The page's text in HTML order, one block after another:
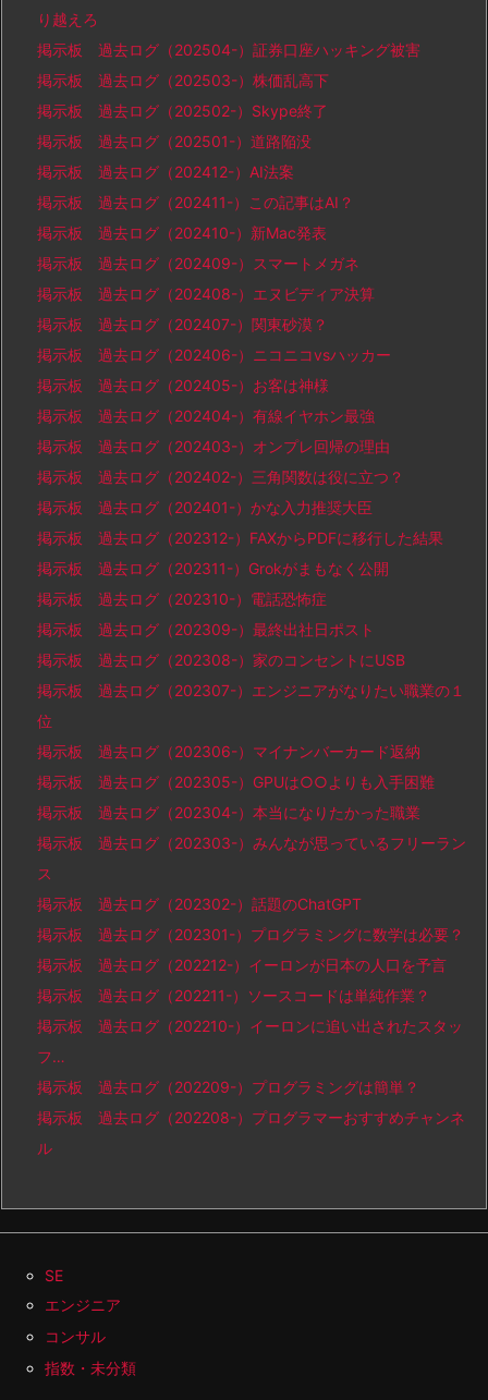
り越えろ
掲示板 過去ログ（202504-）証券口座ハッキング被害
掲示板 過去ログ（202503-）株価乱高下
掲示板 過去ログ（202502-）Skype終了
掲示板 過去ログ（202501-）道路陥没
掲示板 過去ログ（202412-）AI法案
掲示板 過去ログ（202411-）この記事はAI？
掲示板 過去ログ（202410-）新Mac発表
掲示板 過去ログ（202409-）スマートメガネ
掲示板 過去ログ（202408-）エヌビディア決算
掲示板 過去ログ（202407-）関東砂漠？
掲示板 過去ログ（202406-）ニコニコvsハッカー
掲示板 過去ログ（202405-）お客は神様
掲示板 過去ログ（202404-）有線イヤホン最強
掲示板 過去ログ（202403-）オンプレ回帰の理由
掲示板 過去ログ（202402-）三角関数は役に立つ？
掲示板 過去ログ（202401-）かな入力推奨大臣
掲示板 過去ログ（202312-）FAXからPDFに移行した結果
掲示板 過去ログ（202311-）Grokがまもなく公開
掲示板 過去ログ（202310-）電話恐怖症
掲示板 過去ログ（202309-）最終出社日ポスト
掲示板 過去ログ（202308-）家のコンセントにUSB
掲示板 過去ログ（202307-）エンジニアがなりたい職業の１
位
掲示板 過去ログ（202306-）マイナンバーカード返納
掲示板 過去ログ（202305-）GPUは○○よりも入手困難
掲示板 過去ログ（202304-）本当になりたかった職業
掲示板 過去ログ（202303-）みんなが思っているフリーラン
ス
掲示板 過去ログ（202302-）話題のChatGPT
掲示板 過去ログ（202301-）プログラミングに数学は必要？
掲示板 過去ログ（202212-）イーロンが日本の人口を予言
掲示板 過去ログ（202211-）ソースコードは単純作業？
掲示板 過去ログ（202210-）イーロンに追い出されたスタッ
フ…
掲示板 過去ログ（202209-）プログラミングは簡単？
掲示板 過去ログ（202208-）プログラマーおすすめチャンネ
ル
SE
エンジニア
コンサル
指数・未分類